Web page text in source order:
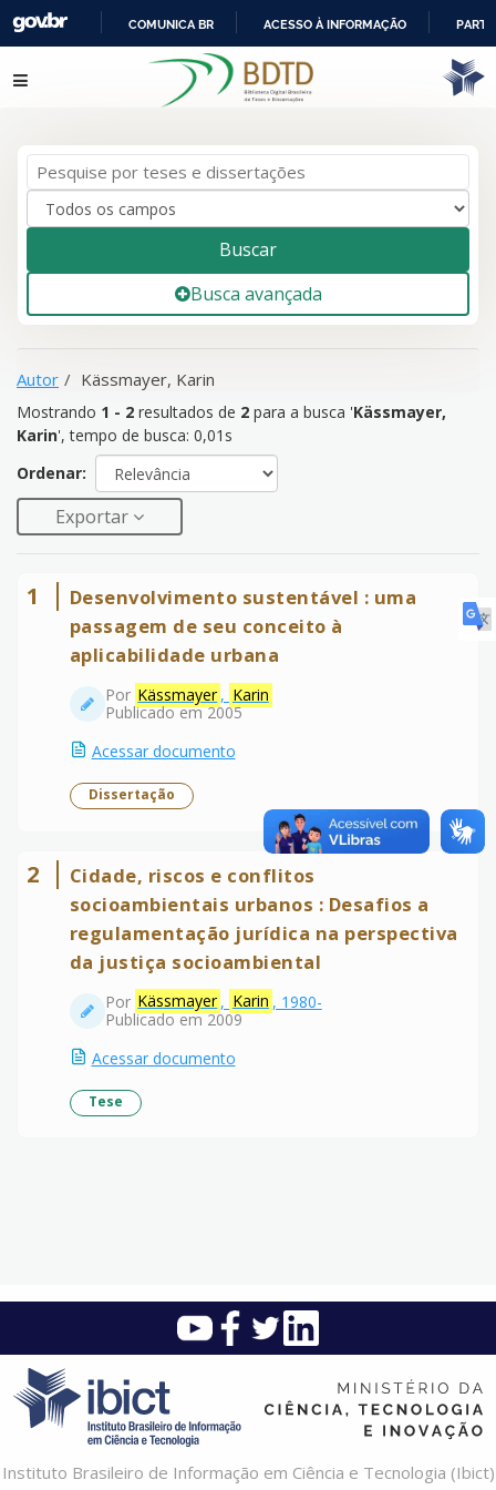
IR
PARA
COMUNICA BR ACESSO À INFORMAÇÃO
resultados de 2para a busca '
Kässmayer,
Karin
Pular para o conteúdo
Buscar
Busca avançada
Autor Kässmayer, Karin
Mostrando 1 - 2 resultados de 2 para a busca 'Kässmayer,
Karin', tempo de busca: 0,01s
Ordenar:
Exportar
1
Desenvolvimento sustentável : uma
passagem de seu conceito à
aplicabilidade urbana
Por Kässmayer, Karin
Publicado em 2005
Acessar documento
Dissertação
2
Cidade, riscos e conflitos
socioambientais urbanos : Desafios a
regulamentação jurídica na perspectiva
da justiça socioambiental
Por Kässmayer, Karin , 1980-
Publicado em 2009
Acessar documento
Tese
Instituto Brasileiro de Informação em Ciência e Tecnologia (Ibict)